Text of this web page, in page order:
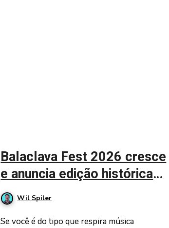
Balaclava Fest 2026 cresce
e anuncia edição histórica
em São Paulo: confira o line-
up
Wil Spiler
Se você é do tipo que respira música